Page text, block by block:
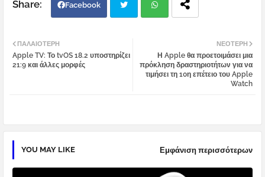
Facebook
tter atsa
ΝΕΌΤΕΡΗ
Η Apple θα προετοιμάσει μια
πρόκληση δραστηριοτήτων για να
τιμήσει τη 10η επέτειο του Apple
Watch
ΠΑΛΑΙΌΤΕΡΗ
Apple TV: Το tvOS 18.2 υποστηρίζει
21:9 και άλλες μορφές
YOU MAY LIKE Εμφάνιση περισσότερων